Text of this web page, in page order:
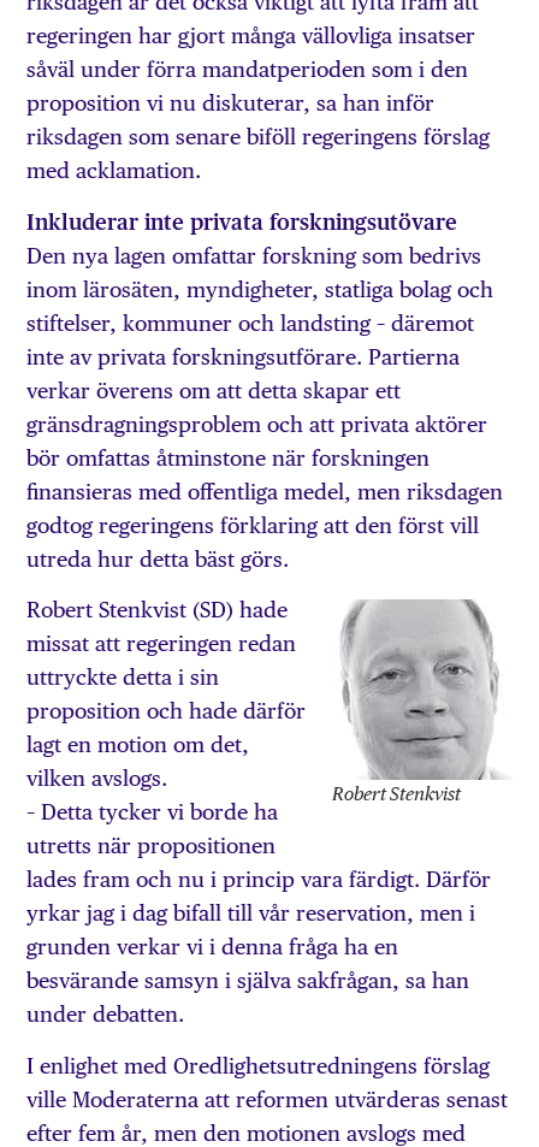
regeringen har gjort många vällovliga insatser
såväl under förra mandatperioden som i den
proposition vi nu diskuterar, sa han inför
riksdagen som senare biföll regeringens förslag
med acklamation.
Inkluderar inte privata forskningsutövare
Den nya lagen omfattar forskning som bedrivs
inom lärosäten, myndigheter, statliga bolag och
stiftelser, kommuner och landsting – däremot
inte av privata forskningsutförare. Partierna
verkar överens om att detta skapar ett
gränsdragningsproblem och att privata aktörer
bör omfattas åtminstone när forskningen
finansieras med offentliga medel, men riksdagen
godtog regeringens förklaring att den först vill
utreda hur detta bäst görs.
Robert Stenkvist
Robert Stenkvist (SD) hade
missat att regeringen redan
uttryckte detta i sin
proposition och hade därför
lagt en motion om det,
vilken avslogs.
– Detta tycker vi borde ha
utretts när propositionen
lades fram och nu i princip vara färdigt. Därför
yrkar jag i dag bifall till vår reservation, men i
grunden verkar vi i denna fråga ha en
besvärande samsyn i själva sakfrågan, sa han
under debatten.
I enlighet med Oredlighetsutredningens förslag
ville Moderaterna att reformen utvärderas senast
efter fem år, men den motionen avslogs med